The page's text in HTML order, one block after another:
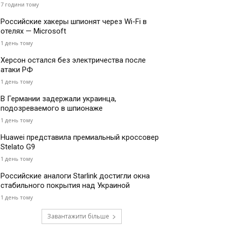
7 години тому
Российские хакеры шпионят через Wi-Fi в
отелях — Microsoft
1 день тому
Херсон остался без электричества после
атаки РФ
1 день тому
В Германии задержали украинца,
подозреваемого в шпионаже
1 день тому
Huawei представила премиальный кроссовер
Stelato G9
1 день тому
Российские аналоги Starlink достигли окна
стабильного покрытия над Украиной
1 день тому
Завантажити більше